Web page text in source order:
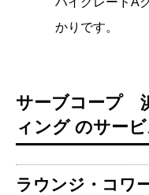
かりです。
サーブコープ
ィング のサー
ラウンジ・コワ